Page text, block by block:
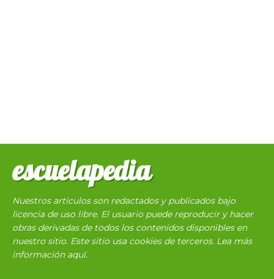
escuelapedia
Nuestros articulos son redactados y publicados bajo
licencia de uso libre. El usuario puede reproducir y hacer
obras derivadas de todos los contenidos disponibles en
nuestro sitio. Este sitio usa cookies de terceros. Lea más
información aquí.